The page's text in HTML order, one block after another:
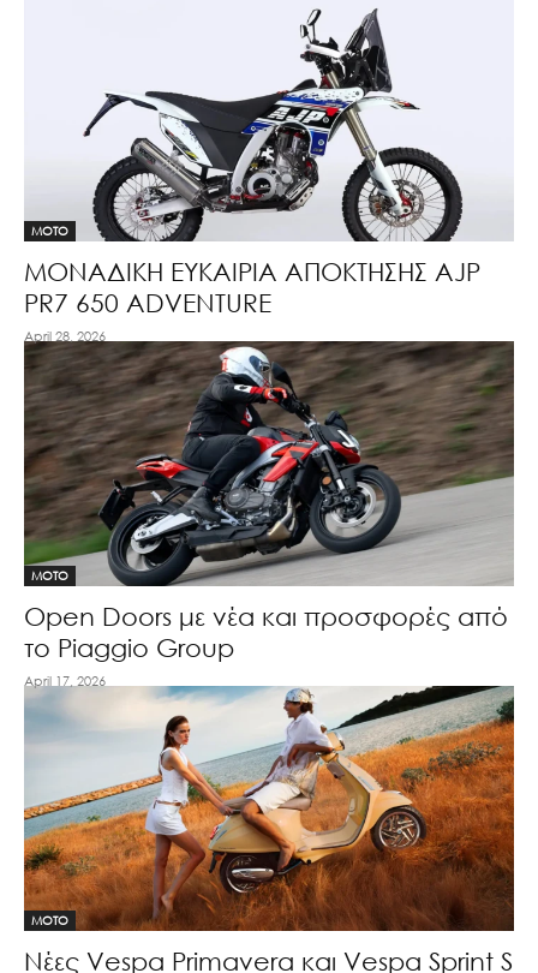
MOTO
ΜΟΝΑΔΙΚΗ ΕΥΚΑΙΡΙΑ ΑΠΟΚΤΗΣΗΣ AJP
PR7 650 ADVENTURE
April 28, 2026
MOTO
Open Doors με νέα και προσφορές από
το Piaggio Group
April 17, 2026
MOTO
Νέες Vespa Primavera και Vespa Sprint S